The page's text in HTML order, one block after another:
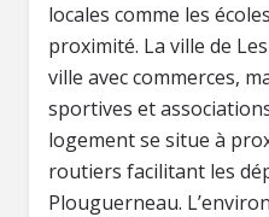
locales comme les
proximité. La ville de
ville avec commerces,
sportives et
logement se situe à
routiers facilitant les
Plouguerneau.